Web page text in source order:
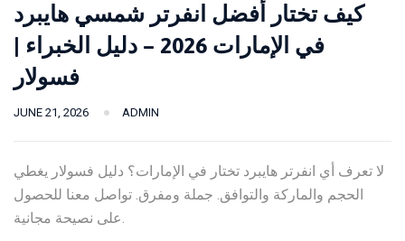
كيف تختار أفضل انفرتر شمسي هايبرد
في الإمارات 2026 – دليل الخبراء |
فسولار
JUNE 21, 2026 ADMIN
لا تعرف أي انفرتر هايبرد تختار في الإمارات؟ دليل فسولار يغطي
الحجم والماركة والتوافق. جملة ومفرق. تواصل معنا للحصول
على نصيحة مجانية.